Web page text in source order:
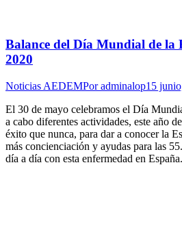
Balance del Día Mundial de la
2020
Noticias AEDEMPoradminalop15
El 30 de mayo celebramos el Día
a cabo diferentes actividades, este año
éxito que nunca, para dar a conocer la
más concienciación y ayudas para las
día a día con esta enfermedad en